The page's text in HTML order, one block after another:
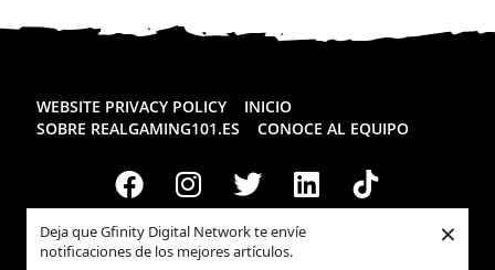
Deja que Gfinity Digital Network te envíe
notificaciones de los mejores artículos.
×
WEBSITE PRIVACY POLICY
INICIO
SOBRE REALGAMING101.ES
CONOCE AL EQUIPO
Todos los derechos reservadosRealgaming.es